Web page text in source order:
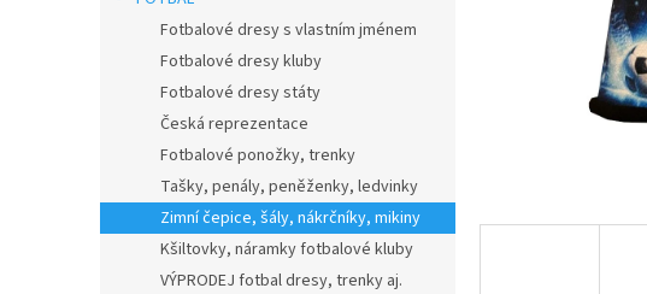
Fotbalové dresy s vlastním jménem
Fotbalové dresy kluby
Fotbalové dresy státy
Česká reprezentace
Fotbalové ponožky, trenky
Tašky, penály, peněženky, ledvinky
Zimní čepice, šály, nákrčníky, mikiny
Kšiltovky, náramky fotbalové kluby
VÝPRODEJ fotbal dresy, trenky aj.